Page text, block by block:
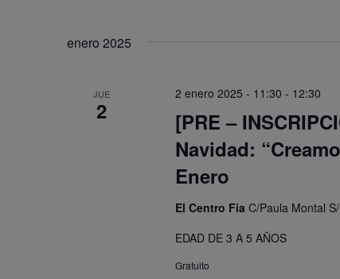
enero 2025
JUE
2
[PRE –
Navidad:
Enero
2 enero 2025 - 11:30 - 12:30
El Centro Fia C/Paula Montal
EDAD DE 3 A 5 AÑOS
Gratuito